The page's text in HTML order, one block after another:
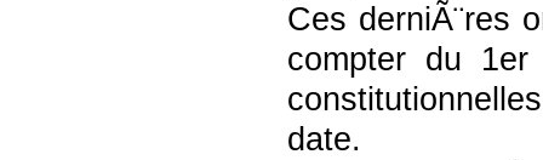
Ces derniÃ¨res
compter du
date.